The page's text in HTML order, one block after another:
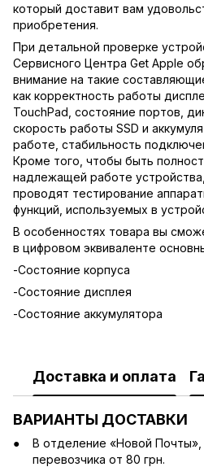
который доставит вам
приобретения.
При детальной проверке
Сервисного Центра Get Apple
внимание на такие
как корректность работы
TouchPad, состояние портов,
скорость работы SSD и
работе, стабильность
Кроме того, чтобы быть
надлежащей работе
проводят тестирование
функций, используемых в
В особенностях товара вы
в цифровом эквиваленте
-Состояние корпуса
-Состояние дисплея
-Состояние аккумулятора
Доставка и оплата
ВАРИАНТЫ ДОСТАВКИ
В отделение «Новой Почты»,
перевозчика от 80 грн.